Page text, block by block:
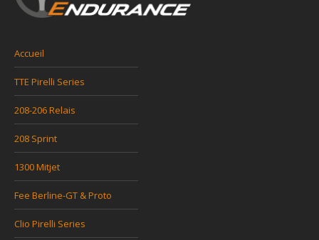
Accueil
TTE Pirelli Series
208-206 Relais
208 Sprint
1300 Mitjet
Fee Berline-GT & Proto
Clio Pirelli Series